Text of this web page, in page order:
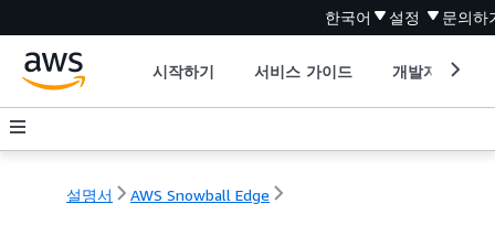
한국어 설정 문의하
시작하기 서비스 가이드 개발자 도구
설명서 AWS Snowball Edge